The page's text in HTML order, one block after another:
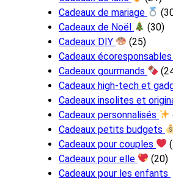
Cadeaux de mariage
Cadeaux de Noël
(30)
Cadeaux DIY
(25)
Cadeaux écoresponsables
Cadeaux gourmands
Cadeaux high-tech et
Cadeaux insolites et
Cadeaux personnalisés
Cadeaux petits budgets
Cadeaux pour couples
Cadeaux pour elle
(20)
Cadeaux pour les enfants